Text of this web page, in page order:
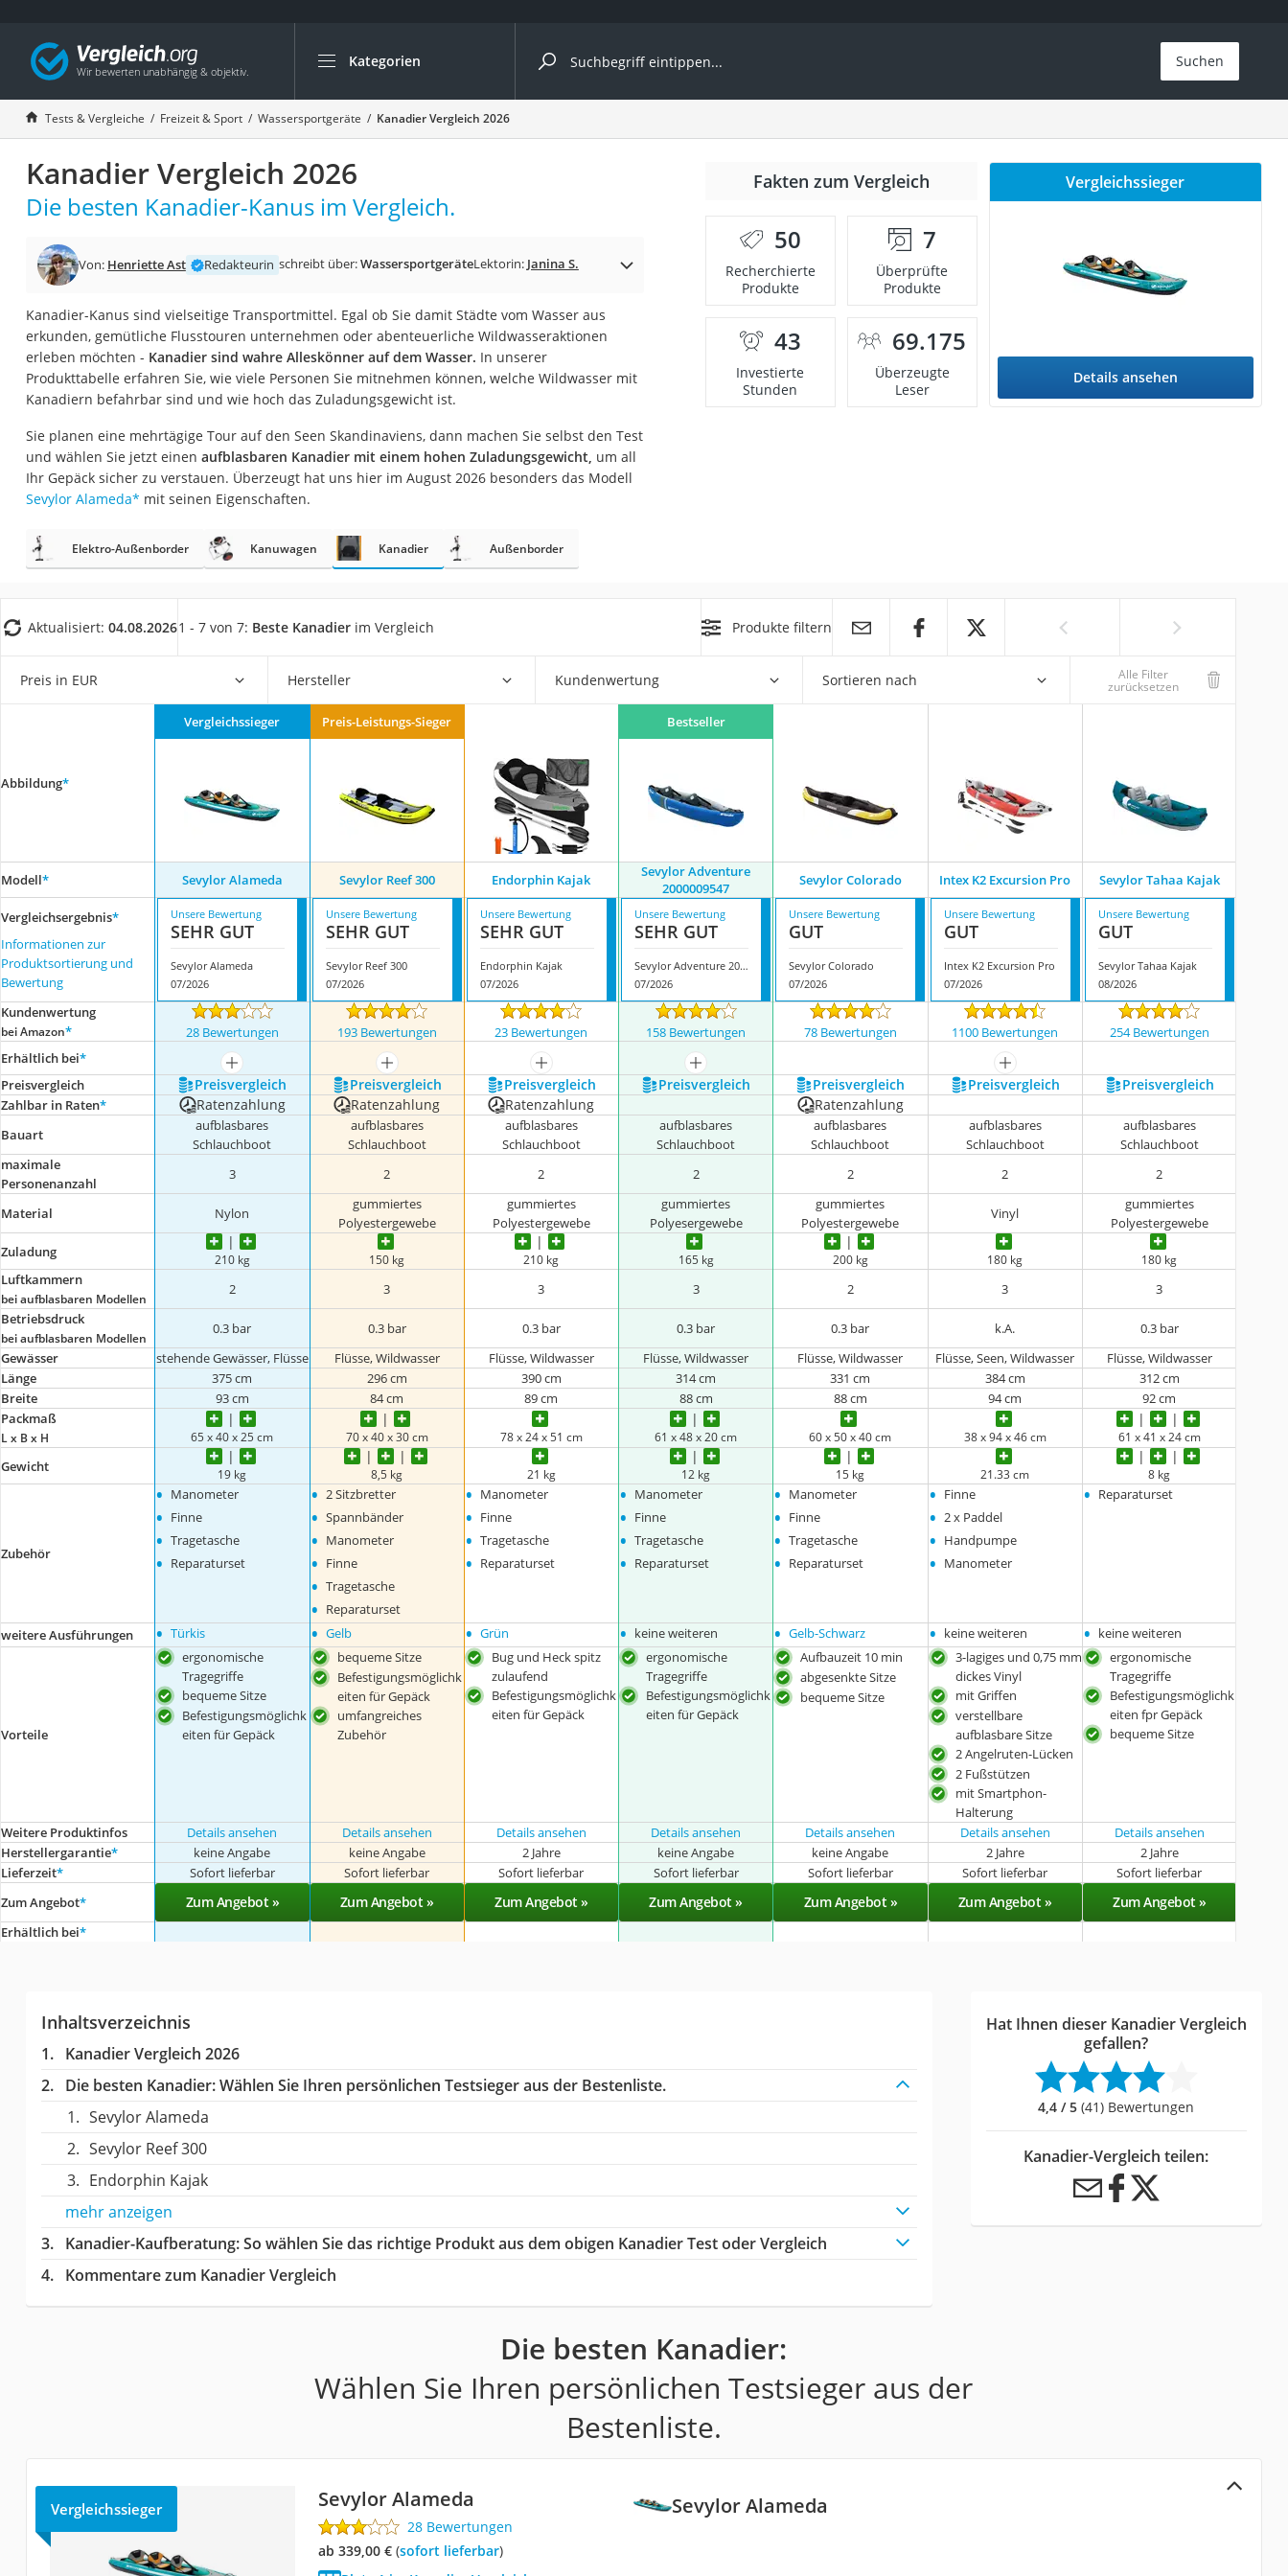
Kategorien
Die beliebtesten Vergleiche nach Kategorie
Freizeit & Sport
Gartentrampolin
Trampolin
Metalldetektor
Eufab-Fahrradträger
Trampolin 366 cm
Aluminium-Koffer
Futterboot
Air Bike
E-Bike-Dreirad
Trekkingschuhe Herren
Reisetasche mit Rollen
Klimmzugstation
Koffer
Nachtsichtgerät
Handgepäck-Koffer
Wanderschuhe Herren
Sicherheitsweste Reiten
Suchen
Tests & Vergleiche Freizeit & Sport Wassersportgeräte Kanadier Vergleich 2026
Kanadier Vergleich 2026
Die besten Kanadier-Kanus im Vergleich.
Von: Henriette Ast Redakteurin schreibt über:WassersportgeräteLektorin: Janina S.
Kanadier-Kanus sind vielseitige Transportmittel. Egal ob Sie damit Städte vom Wasser aus
erkunden, gemütliche Flusstouren unternehmen oder abenteuerliche Wildwasseraktionen
erleben möchten - Kanadier sind wahre Alleskönner auf dem Wasser. In unserer
Produkttabelle erfahren Sie, wie viele Personen Sie mitnehmen können, welche Wildwasser mit
Kanadiern befahrbar sind und wie hoch das Zuladungsgewicht ist.
Sie planen eine mehrtägige Tour auf den Seen Skandinaviens, dann machen Sie selbst den Test
und wählen Sie jetzt einen aufblasbaren Kanadier mit einem hohen Zuladungsgewicht, um all
Ihr Gepäck sicher zu verstauen. Überzeugt hat uns hier im August 2026 besonders das Modell
Sevylor Alameda* mit seinen Eigenschaften.
Fakten zum Vergleich
50
Recherchierte
Produkte
7
Überprüfte
Produkte
43
Investierte
Stunden
69.175
Überzeugte
Leser
Vergleichssieger
Details ansehen
Elektro-Außenborder Kanuwagen Kanadier Außenborder
Aktualisiert: 04.08.20261 - 7 von 7: Beste Kanadier im Vergleich Produkte filtern
Preis in EUR Hersteller Kundenwertung Sortieren nach Alle Filter
zurücksetzen
Abbildung*
Vergleichssieger Preis-Leistungs-Sieger Bestseller
Modell* Sevylor Alameda Sevylor Reef 300 Endorphin Kajak
Sevylor Adventure
2000009547
Sevylor Colorado Intex K2 Excursion Pro Sevylor Tahaa Kajak
Vergleichsergebnis*
Informationen zur
Produktsortierung und
Bewertung
Unsere Bewertung
SEHR GUT
Sevylor Alameda
07/2026
Unsere Bewertung
SEHR GUT
Sevylor Reef 300
07/2026
Unsere Bewertung
SEHR GUT
Endorphin Kajak
07/2026
Unsere Bewertung
SEHR GUT
Sevylor Adventure 2000009547
07/2026
Unsere Bewertung
GUT
Sevylor Colorado
07/2026
Unsere Bewertung
GUT
Intex K2 Excursion Pro
07/2026
Unsere Bewertung
GUT
Sevylor Tahaa Kajak
08/2026
Kundenwertung
bei Amazon* 28 Bewertungen 193 Bewertungen 23 Bewertungen 158 Bewertungen 78 Bewertungen 1100 Bewertungen
254 Bewertungen
Erhältlich bei*
mehr anzeigen mehr anzeigen mehr anzeigen mehr anzeigen
mehr anzeigen
Preis­vergleich
Preis­vergleich Preis­vergleich Preis­vergleich Preis­vergleich Preis­vergleich Preis­vergleich Preis­vergleich
Zahlbar in Raten* Ratenzahlung Ratenzahlung Ratenzahlung Ratenzahlung
Bauart
aufblasbares
Schlauchboot
aufblasbares
Schlauchboot
aufblasbares
Schlauchboot
aufblasbares
Schlauchboot
aufblasbares
Schlauchboot
aufblasbares
Schlauchboot
aufblasbares
Schlauchboot
maximale
Personenanzahl
3 2 2 2 2 2 2
Material Nylon
gummiertes
Polyestergewebe
gummiertes
Polyestergewebe
gummiertes
Polyesergewebe
gummiertes
Polyestergewebe
Vinyl
gummiertes
Polyestergewebe
Zuladung
210 kg 150 kg 210 kg 165 kg 200 kg 180 kg 180 kg
Luftkammern
bei aufblasbaren Modellen
2 3 3 3 2 3
3
Betriebsdruck
bei aufblasbaren Modellen
0.3 bar 0.3 bar 0.3 bar 0.3 bar 0.3 bar k.A.
0.3 bar
Gewässer
stehende Gewässer, Flüsse Flüsse, Wildwasser Flüsse, Wildwasser Flüsse, Wildwasser Flüsse, Wildwasser Flüsse, Seen, Wildwasser
Flüsse, Wildwasser
Länge
375 cm 296 cm 390 cm 314 cm 331 cm 384 cm
312 cm
Breite
93 cm 84 cm 89 cm 88 cm 88 cm 94 cm
92 cm
Packmaß
L x B x H 65 x 40 x 25 cm 70 x 40 x 30 cm 78 x 24 x 51 cm 61 x 48 x 20 cm 60 x 50 x 40 cm 38 x 94 x 46 cm 61 x 41 x 24 cm
Gewicht 19 kg 8,5 kg 21 kg 12 kg 15 kg 21.33 cm 8 kg
Zubehör
• Manometer
• Finne
• Tragetasche
• Reparaturset
• 2 Sitzbretter
• Spannbänder
• Manometer
• Finne
• Tragetasche
• Reparaturset
• Manometer
• Finne
• Tragetasche
• Reparaturset
• Manometer
• Finne
• Tragetasche
• Reparaturset
• Manometer
• Finne
• Tragetasche
• Reparaturset
• Finne
• 2 x Paddel
• Handpumpe
• Manometer
• Reparaturset
weitere Ausführungen • Türkis • Gelb • Grün • keine weiteren • Gelb-Schwarz • keine weiteren • keine weiteren
Vorteile
ergonomische
Tragegriffe
bequeme Sitze
Befestigungsmöglichk
eiten für Gepäck
bequeme Sitze
Befestigungsmöglichk
eiten für Gepäck
umfangreiches
Zubehör
Bug und Heck spitz
zulaufend
Befestigungsmöglichk
eiten für Gepäck
ergonomische
Tragegriffe
Befestigungsmöglichk
eiten für Gepäck
Aufbauzeit 10 min
abgesenkte Sitze
bequeme Sitze
3-lagiges und 0,75 mm
dickes Vinyl
mit Griffen
verstellbare
aufblasbare Sitze
2 Angelruten-Lücken
2 Fußstützen
mit Smartphon-
Halterung
ergonomische
Tragegriffe
Befestigungsmöglichk
eiten fpr Gepäck
bequeme Sitze
Weitere Produktinfos Details ansehen Details ansehen Details ansehen Details ansehen Details ansehen Details ansehen
Details ansehen
Herstellergarantie* keine Angabe keine Angabe 2 Jahre keine Angabe keine Angabe 2 Jahre
2 Jahre
Lieferzeit* Sofort lieferbar Sofort lieferbar Sofort lieferbar Sofort lieferbar Sofort lieferbar Sofort lieferbar
Sofort lieferbar
Zum Angebot* Zum Angebot » Zum Angebot » Zum Angebot » Zum Angebot » Zum Angebot » Zum Angebot » Zum Angebot »
Erhältlich bei*
Inhaltsverzeichnis
Kanadier Vergleich 2026
Die besten Kanadier:Wählen Sie Ihren persönlichen Testsieger aus der Bestenliste.
Sevylor Alameda
Sevylor Reef 300
Endorphin Kajak
mehr anzeigen
Kanadier-Kaufberatung: So wählen Sie das richtige Produkt aus dem obigen Kanadier Test oder Vergleich
Kommentare zum Kanadier Vergleich
Hat Ihnen dieser Kanadier Vergleich
gefallen?
4,4 / 5 (41) Bewertungen
Kanadier-Vergleich teilen:
Die besten Kanadier:
Wählen Sie Ihren persönlichen Testsieger aus der
Bestenliste.
Sevylor Alameda
Vergleichssieger Sevylor Alameda
28 Bewertungen
ab 339,00 €( Sofort lieferbar)